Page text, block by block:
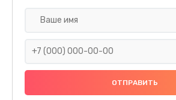
Ремонт подсветки